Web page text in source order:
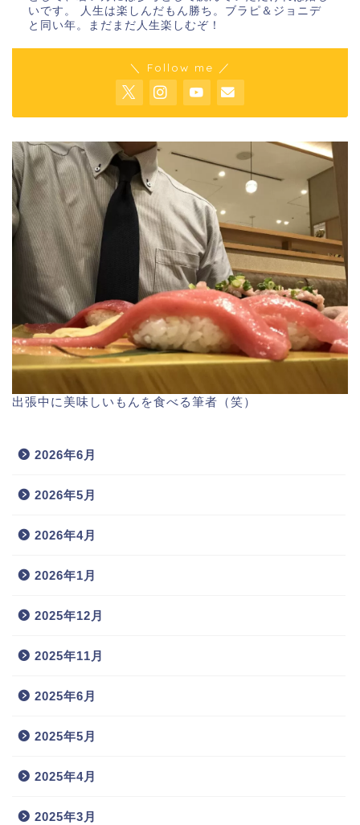
いです。 人生は楽しんだもん勝ち。ブラピ＆ジョニデ
と同い年。まだまだ人生楽しむぞ！
＼ Follow me ／
出張中に美味しいもんを食べる筆者（笑）
2026年6月
2026年5月
2026年4月
2026年1月
2025年12月
2025年11月
2025年6月
2025年5月
2025年4月
2025年3月